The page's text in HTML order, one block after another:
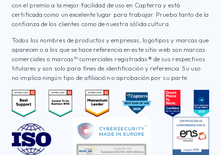
con el premio a la mejor facilidad de uso en Capterra y está
certificada como un excelente lugar para trabajar. Prueba tanto de la
confianza de los clientes como de nuestra sólida cultura.
Todos los nombres de productos y empresas, logotipos y marcas que
aparecen o a los que se hace referencia en este sitio web son marcas
comerciales o marcas™ comerciales registradas® de sus respectivos
titulares y son solo para fines de identificación y referencia. Su uso
no implica ningún tipo de afiliación o aprobación por su parte.